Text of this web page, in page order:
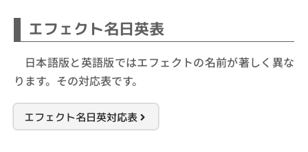
エフェクト名日英表
日本語版と英語版ではエフェクトの名前が著しく異な
ります。その対応表です。
エフェクト名日英対応表